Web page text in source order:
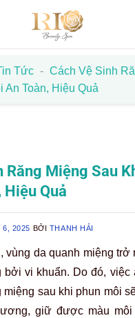
Tức - Cách Vệ Sinh
An Toàn, Hiệu Quả
Răng Miệng Sau
Hiệu Quả
6, 2025 BỞI THANH HẢI
vùng da quanh miệng trở
bởi vi khuẩn. Do đó, việc
miệng sau khi phun môi
giữ được màu môi